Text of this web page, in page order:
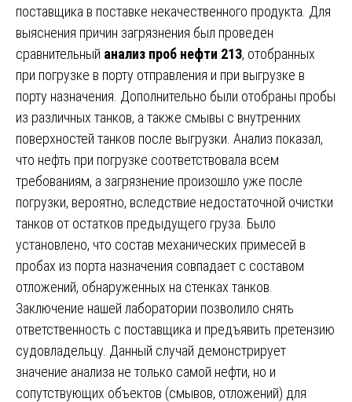
поставщика в поставке некачественного продукта. Для
выяснения причин загрязнения был проведен
сравнительный анализ проб нефти 213, отобранных
при погрузке в порту отправления и при выгрузке в
порту назначения. Дополнительно были отобраны пробы
из различных танков, а также смывы с внутренних
поверхностей танков после выгрузки. Анализ показал,
что нефть при погрузке соответствовала всем
требованиям, а загрязнение произошло уже после
погрузки, вероятно, вследствие недостаточной очистки
танков от остатков предыдущего груза. Было
установлено, что состав механических примесей в
пробах из порта назначения совпадает с составом
отложений, обнаруженных на стенках танков.
Заключение нашей лаборатории позволило снять
ответственность с поставщика и предъявить претензию
судовладельцу. Данный случай демонстрирует
значение анализа не только самой нефти, но и
сопутствующих объектов (смывов, отложений) для